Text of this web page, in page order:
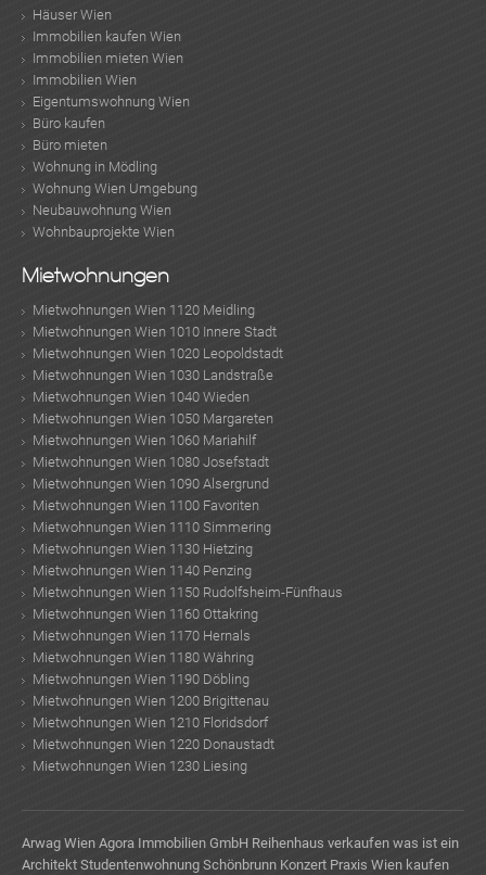
Häuser Wien
Immobilien kaufen Wien
Immobilien mieten Wien
Immobilien Wien
Eigentumswohnung Wien
Büro kaufen
Büro mieten
Wohnung in Mödling
Wohnung Wien Umgebung
Neubauwohnung Wien
Wohnbauprojekte Wien
Mietwohnungen
Mietwohnungen Wien 1120 Meidling
Mietwohnungen Wien 1010 Innere Stadt
Mietwohnungen Wien 1020 Leopoldstadt
Mietwohnungen Wien 1030 Landstraße
Mietwohnungen Wien 1040 Wieden
Mietwohnungen Wien 1050 Margareten
Mietwohnungen Wien 1060 Mariahilf
Mietwohnungen Wien 1080 Josefstadt
Mietwohnungen Wien 1090 Alsergrund
Mietwohnungen Wien 1100 Favoriten
Mietwohnungen Wien 1110 Simmering
Mietwohnungen Wien 1130 Hietzing
Mietwohnungen Wien 1140 Penzing
Mietwohnungen Wien 1150 Rudolfsheim-Fünfhaus
Mietwohnungen Wien 1160 Ottakring
Mietwohnungen Wien 1170 Hernals
Mietwohnungen Wien 1180 Währing
Mietwohnungen Wien 1190 Döbling
Mietwohnungen Wien 1200 Brigittenau
Mietwohnungen Wien 1210 Floridsdorf
Mietwohnungen Wien 1220 Donaustadt
Mietwohnungen Wien 1230 Liesing
Arwag Wien Agora Immobilien GmbH Reihenhaus verkaufen was ist ein
Architekt Studentenwohnung Schönbrunn Konzert Praxis Wien kaufen